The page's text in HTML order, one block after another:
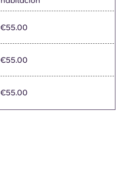
€55.00
€55.00
€55.00